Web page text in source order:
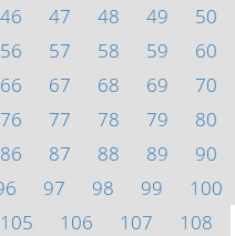
46 47 48 49
50
56 57 58 59
60
66 67 68 69
70
76 77 78 79
80
86 87 88 89
90
97 98 99
100
105 106 107
108